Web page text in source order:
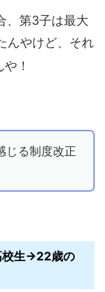
、第3子は最大
んやけど、それ
！
じる制度改正
校生→22歳の